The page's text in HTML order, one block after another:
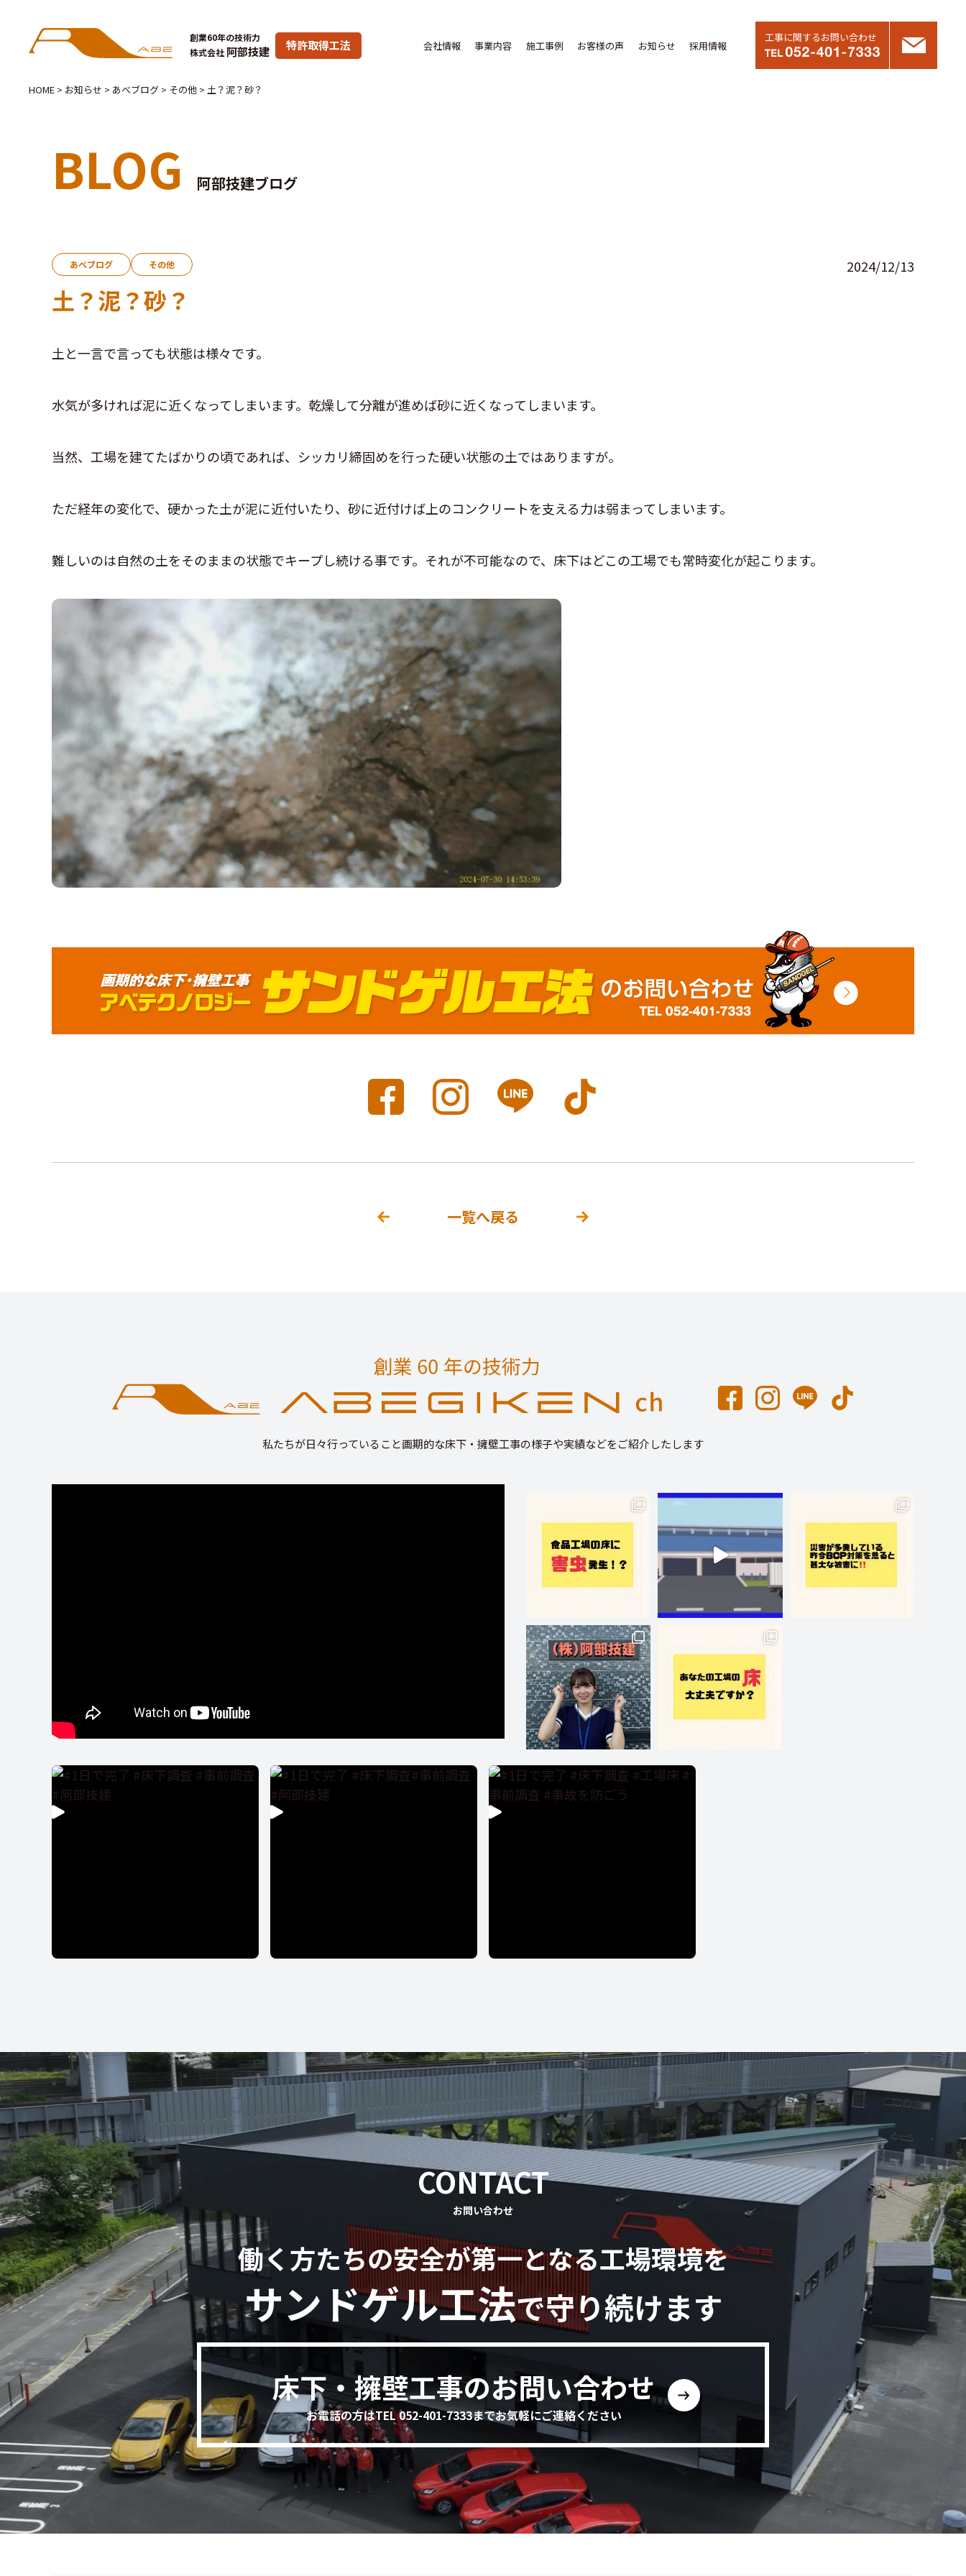
創業60年の技術力
株式会社 阿部技建 特許取得工法 会社情報 事業内容 施工事例 お客様の声 お知らせ 採用情報
工事に関するお問い合わせ
HOME > お知らせ > あべブログ > その他 > 土？泥？砂？
BLOG 阿部技建ブログ
あべブログ その他 2024/12/13
土？泥？砂？
土と一言で言っても状態は様々です。
水気が多ければ泥に近くなってしまいます。乾燥して分離が進めば砂に近くなってしまいます。
当然、工場を建てたばかりの頃であれば、シッカリ締固めを行った硬い状態の土ではありますが。
ただ経年の変化で、硬かった土が泥に近付いたり、砂に近付けば上のコンクリートを支える力は弱まってしまいます。
難しいのは自然の土をそのままの状態でキープし続ける事です。それが不可能なので、床下はどこの工場でも常時変化が起こります。
一覧へ戻る
私たちが日々行っていること画期的な床下・擁壁工事の様子や実績などをご紹介したします
CONTACT
お問い合わせ
働く方たちの安全が第一となる工場環境を
サンドゲル工法で守り続けます
床下・擁壁工事のお問い合わせ
お電話の方はTEL 052-401-7333までお気軽にご連絡ください